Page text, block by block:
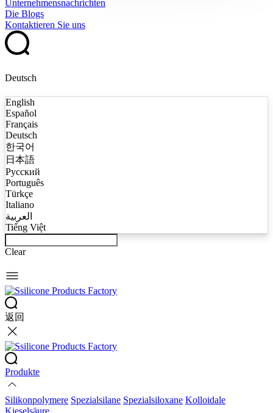
Unternehmensnachrichten
Die Blogs
Kontaktieren Sie uns
Deutsch
English
Español
Français
Deutsch
한국어
日本語
Русский
Português
Türkçe
Italiano
العربية
Tiếng Việt
Clear
返回
Produkte
Silikonpolymere Spezialsilane Spezialsiloxane Kolloidale
Kieselsäure